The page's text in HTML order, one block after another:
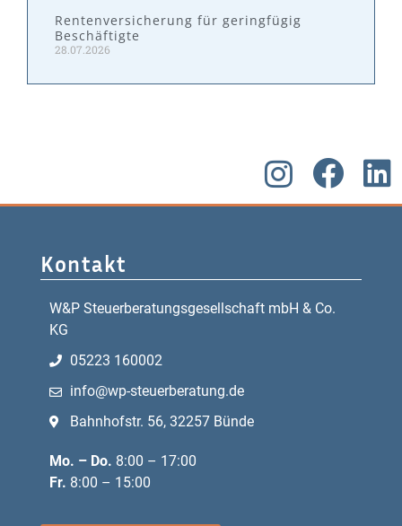
Rentenversicherung für geringfügig
Beschäftigte
28.07.2026
Kontakt
W&P Steuerberatungsgesellschaft mbH & Co.
KG
05223 160002
info@wp-steuerberatung.de
Bahnhofstr. 56, 32257 Bünde
Mo. – Do. 8:00 – 17:00
Fr. 8:00 – 15:00